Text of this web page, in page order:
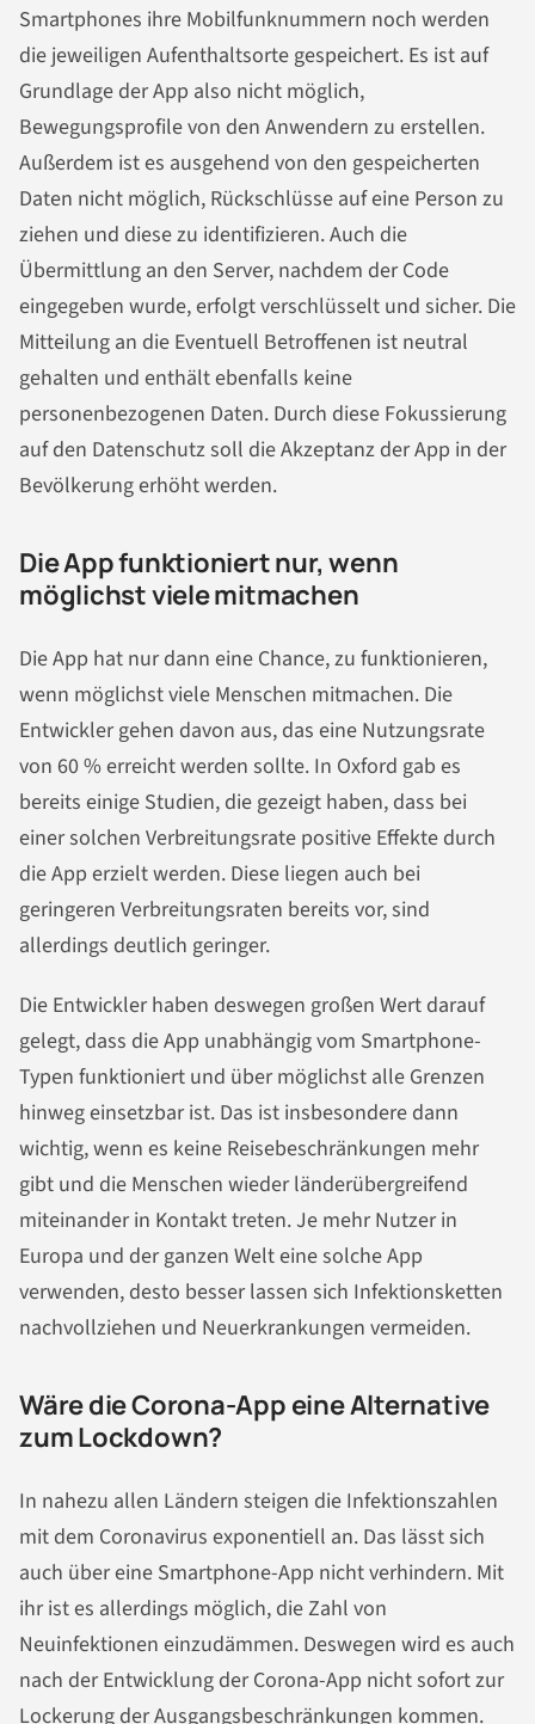
Smartphones ihre Mobilfunknummern noch werden
die jeweiligen Aufenthaltsorte gespeichert. Es ist auf
Grundlage der App also nicht möglich,
Bewegungsprofile von den Anwendern zu erstellen.
Außerdem ist es ausgehend von den gespeicherten
Daten nicht möglich, Rückschlüsse auf eine Person zu
ziehen und diese zu identifizieren. Auch die
Übermittlung an den Server, nachdem der Code
eingegeben wurde, erfolgt verschlüsselt und sicher. Die
Mitteilung an die Eventuell Betroffenen ist neutral
gehalten und enthält ebenfalls keine
personenbezogenen Daten. Durch diese Fokussierung
auf den Datenschutz soll die Akzeptanz der App in der
Bevölkerung erhöht werden.
Die App funktioniert nur, wenn
möglichst viele mitmachen
Die App hat nur dann eine Chance, zu funktionieren,
wenn möglichst viele Menschen mitmachen. Die
Entwickler gehen davon aus, das eine Nutzungsrate
von 60 % erreicht werden sollte. In Oxford gab es
bereits einige Studien, die gezeigt haben, dass bei
einer solchen Verbreitungsrate positive Effekte durch
die App erzielt werden. Diese liegen auch bei
geringeren Verbreitungsraten bereits vor, sind
allerdings deutlich geringer.
Die Entwickler haben deswegen großen Wert darauf
gelegt, dass die App unabhängig vom Smartphone-
Typen funktioniert und über möglichst alle Grenzen
hinweg einsetzbar ist. Das ist insbesondere dann
wichtig, wenn es keine Reisebeschränkungen mehr
gibt und die Menschen wieder länderübergreifend
miteinander in Kontakt treten. Je mehr Nutzer in
Europa und der ganzen Welt eine solche App
verwenden, desto besser lassen sich Infektionsketten
nachvollziehen und Neuerkrankungen vermeiden.
Wäre die Corona-App eine Alternative
zum Lockdown?
In nahezu allen Ländern steigen die Infektionszahlen
mit dem Coronavirus exponentiell an. Das lässt sich
auch über eine Smartphone-App nicht verhindern. Mit
ihr ist es allerdings möglich, die Zahl von
Neuinfektionen einzudämmen. Deswegen wird es auch
nach der Entwicklung der Corona-App nicht sofort zur
Lockerung der Ausgangsbeschränkungen kommen.